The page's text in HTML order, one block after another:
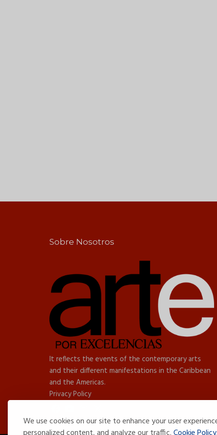
We use cookies on our site to enhance your user
Sobre Nosotros
It reflects the events of the contemporary arts
and their different manifestations in the Caribbean
and the Americas.
Privacy Policy